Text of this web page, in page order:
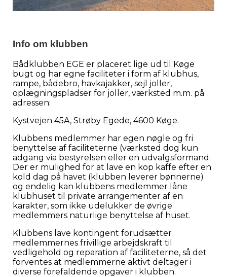
Info om klubben
Bådklubben EGE er placeret lige ud til Køge
bugt og har egne faciliteter i form af klubhus,
rampe, bådebro, havkajakker, sejl joller,
oplægningspladser for joller, værksted m.m. på
adressen:
Kystvejen 45A, Strøby Egede, 4600 Køge.
Klubbens medlemmer har egen nøgle og fri
benyttelse af faciliteterne (værksted dog kun
adgang via bestyrelsen eller en udvalgsformand.
Der er mulighed for at lave en kop kaffe efter en
kold dag på havet (klubben leverer bønnerne)
og endelig kan klubbens medlemmer låne
klubhuset til private arrangementer af en
karakter, som ikke udelukker de øvrige
medlemmers naturlige benyttelse af huset.
Klubbens lave kontingent forudsætter
medlemmernes frivillige arbejdskraft til
vedligehold og reparation af faciliteterne, så det
forventes at medlemmerne aktivt deltager i
diverse forefaldende opgaver i klubben.